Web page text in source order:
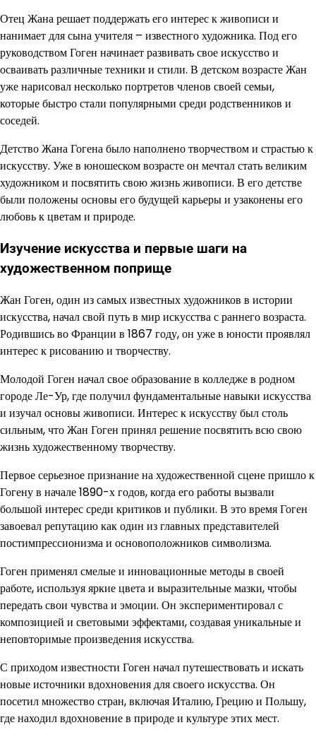
Отец Жана решает поддержать его интерес к живописи и
нанимает для сына учителя – известного художника. Под его
руководством Гоген начинает развивать свое искусство и
осваивать различные техники и стили. В детском возрасте Жан
уже нарисовал несколько портретов членов своей семьи,
которые быстро стали популярными среди родственников и
соседей.
Детство Жана Гогена было наполнено творчеством и страстью к
искусству. Уже в юношеском возрасте он мечтал стать великим
художником и посвятить свою жизнь живописи. В его детстве
были положены основы его будущей карьеры и узаконены его
любовь к цветам и природе.
Изучение искусства и первые шаги на
художественном поприще
Жан Гоген, один из самых известных художников в истории
искусства, начал свой путь в мир искусства с раннего возраста.
Родившись во Франции в 1867 году, он уже в юности проявлял
интерес к рисованию и творчеству.
Молодой Гоген начал свое образование в колледже в родном
городе Ле-Ур, где получил фундаментальные навыки искусства
и изучал основы живописи. Интерес к искусству был столь
сильным, что Жан Гоген принял решение посвятить всю свою
жизнь художественному творчеству.
Первое серьезное признание на художественной сцене пришло к
Гогену в начале 1890-х годов, когда его работы вызвали
большой интерес среди критиков и публики. В это время Гоген
завоевал репутацию как один из главных представителей
постимпрессионизма и основоположников символизма.
Гоген применял смелые и инновационные методы в своей
работе, используя яркие цвета и выразительные мазки, чтобы
передать свои чувства и эмоции. Он экспериментировал с
композицией и световыми эффектами, создавая уникальные и
неповторимые произведения искусства.
С приходом известности Гоген начал путешествовать и искать
новые источники вдохновения для своего искусства. Он
посетил множество стран, включая Италию, Грецию и Польшу,
где находил вдохновение в природе и культуре этих мест.